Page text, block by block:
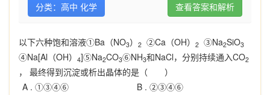
分类：高中 化学 查看答案和解析
以下六种饱和溶液①Ba（NO3） 2 ②Ca（OH） 2 ③Na2SiO3
④Na[Al（OH） 4]⑤Na2CO3⑥NH3和NaCl，分别持续通入CO2
， 最终得到沉淀或析出晶体的是（ ）
A . ①③④⑥ B . ②③④⑥